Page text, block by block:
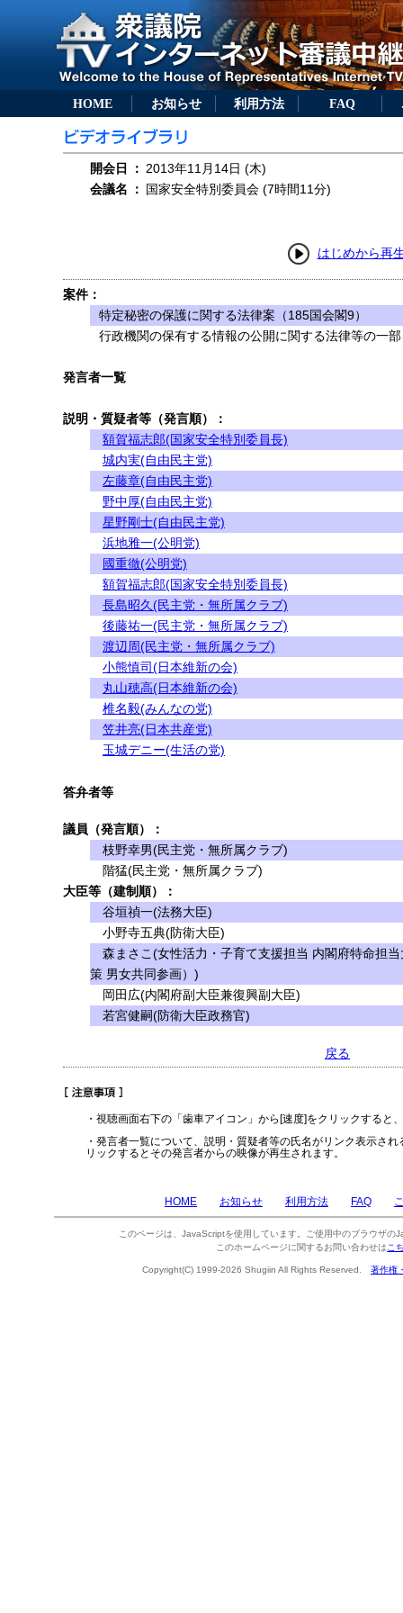
HOME お知らせ 利用方法 FAQ
開会日 ： 2013年11月14日 (木)
会議名
： 国家安全特別委員会 (7時間11分)
はじめから再
案件：
特定秘密の保護に関する法律案（185国会閣9）
行政機関の保有する情報の公開に関する法律等の一
発言者一覧
説明・質疑者等（発言順）：
額賀福志郎(国家安全特別委員長)
城内実(自由民主党)
左藤章(自由民主党)
野中厚(自由民主党)
星野剛士(自由民主党)
浜地雅一(公明党)
國重徹(公明党)
額賀福志郎(国家安全特別委員長)
長島昭久(民主党・無所属クラブ)
後藤祐一(民主党・無所属クラブ)
渡辺周(民主党・無所属クラブ)
小熊慎司(日本維新の会)
丸山穂高(日本維新の会)
椎名毅(みんなの党)
笠井亮(日本共産党)
玉城デニー(生活の党)
答弁者等
議員（発言順）：
枝野幸男(民主党・無所属クラブ)
階猛(民主党・無所属クラブ)
大臣等（建制順）：
谷垣禎一(法務大臣)
小野寺五典(防衛大臣)
森まさこ(女性活力・子育て支援担当 内閣府特命担
策 男女共同参画）)
岡田広(内閣府副大臣兼復興副大臣)
若宮健嗣(防衛大臣政務官)
戻る
・視聴画面右下の「歯車アイコン」から[速度]をクリックすると
・発言者一覧について、説明・質疑者等の氏名がリンク表示さ
リックするとその発言者からの映像が再生されます。
HOME お知らせ 利用方法 FAQ
このページは、JavaScriptを使用しています。ご使用中のブラウザの
このホームページに関するお問い合わせは こ
Copyright(C) 1999-2026 Shugiin All Rights Reserved. 著作権